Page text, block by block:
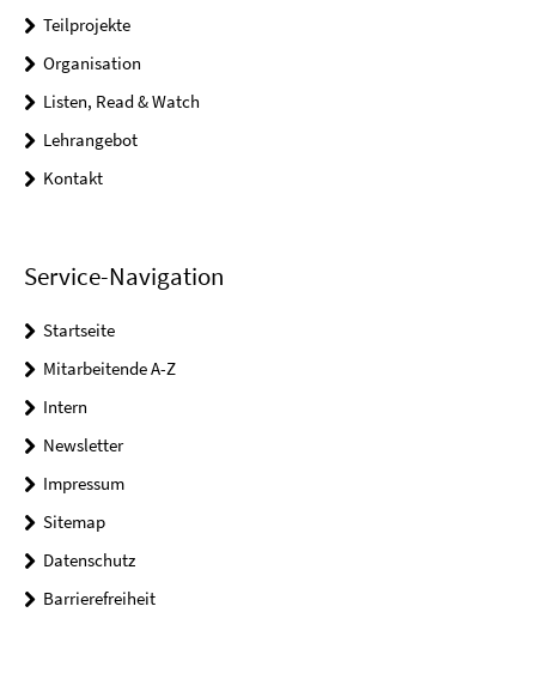
Teilprojekte
Organisation
Listen, Read & Watch
Lehrangebot
Kontakt
Service-Navigation
Startseite
Mitarbeitende A-Z
Intern
Newsletter
Impressum
Sitemap
Datenschutz
Barrierefreiheit